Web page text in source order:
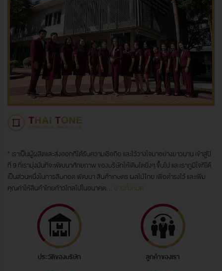
“ เราเป็นผู้ผลิตและส่งออกที่ได้รับความเชื่อถือ และไว้วางใจมาอย่างยาวนาน เข้าสู่ปี
ที่ 9 ที่เรามุ่งมั่นที่จะพัฒนาศักยภาพ ของบริษัทให้เติบโตยิ่งๆ ขึ้นไป และเราภูมิใจที่ได้
เป็นส่วนหนึ่งในการสืบทอด พัฒนา สินค้าเกษตร ผลไม้ไทย เพื่อดำรงไว้ และเพิ่ม
คุณค่าให้สินค้าไทยก้าวไกลไปในอนาคต… อ่านทั้งหมด
ประวัติของบริษัท ลูกค้าของเรา